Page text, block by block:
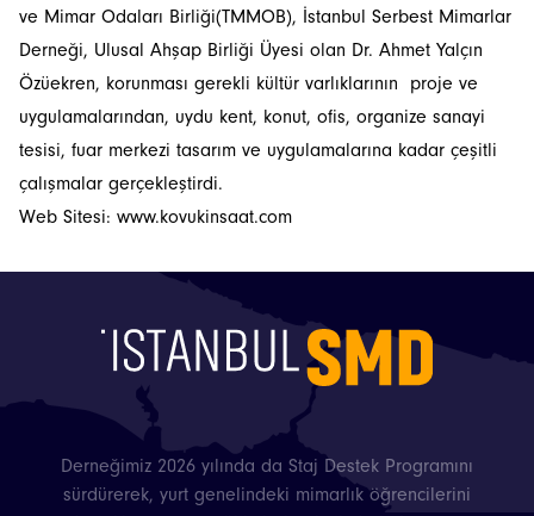
İstanbulSMD
Haberler
Etkinlikler
Projeler
Bültenler
ve Mimar Odaları Birliği(TMMOB), İstanbul Serbest Mimarlar
Derneği, Ulusal Ahşap Birliği Üyesi olan Dr. Ahmet Yalçın
Özüekren, korunması gerekli kültür varlıklarının proje ve
uygulamalarından, uydu kent, konut, ofis, organize sanayi
tesisi, fuar merkezi tasarım ve uygulamalarına kadar çeşitli
çalışmalar gerçekleştirdi.
Web Sitesi: www.kovukinsaat.com
Derneğimiz 2026 yılında da Staj Destek Programını
sürdürerek, yurt genelindeki mimarlık öğrencilerini